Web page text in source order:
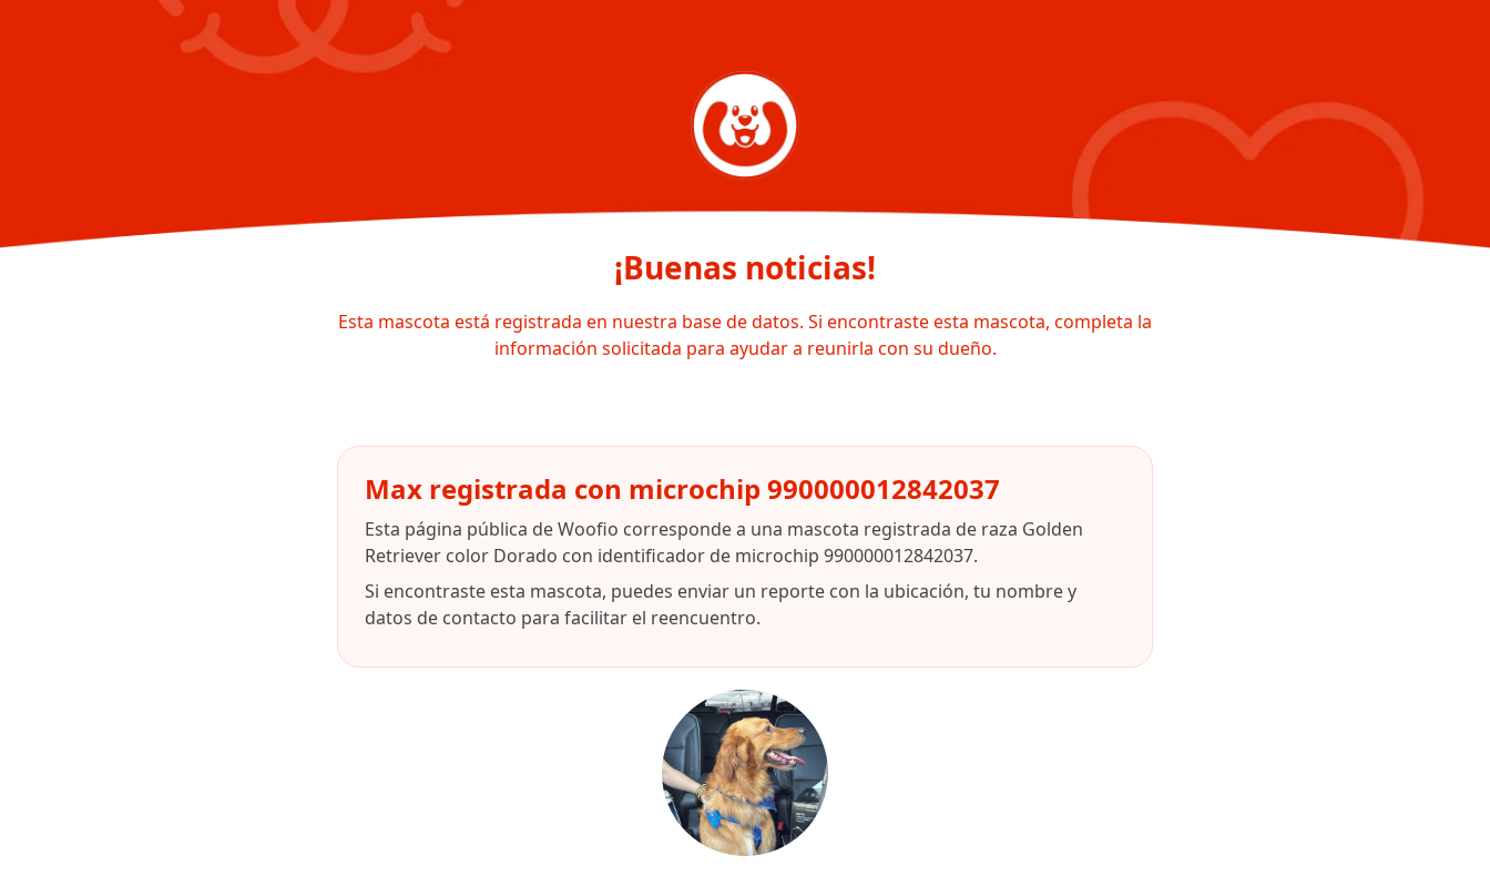
¡Buenas noticias!
Esta mascota está registrada en nuestra base de datos. Si encontraste esta mascota, completa la
información solicitada para ayudar a reunirla con su dueño.
Max registrada con microchip 990000012842037
Esta página pública de Woofio corresponde a una mascota registrada de raza Golden
Retriever color Dorado con identificador de microchip 990000012842037.
Si encontraste esta mascota, puedes enviar un reporte con la ubicación, tu nombre y
datos de contacto para facilitar el reencuentro.